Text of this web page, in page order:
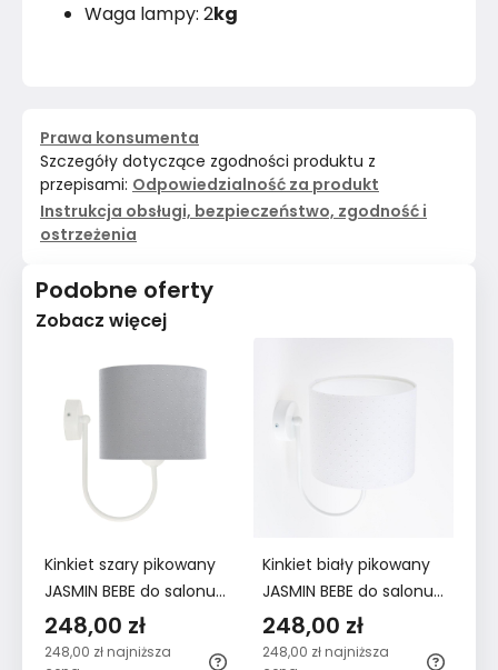
Waga lampy: 2kg
Prawa konsumenta
Szczegóły dotyczące zgodności produktu z
przepisami: Odpowiedzialność za produkt
Instrukcja obsługi, bezpieczeństwo, zgodność i
ostrzeżenia
Podobne oferty
Zobacz więcej
Kinkiet szary pikowany
JASMIN BEBE do salonu
sypialni pokoju dziecka
248,00 zł
248,00 zł najniższa
Kinkiet biały pikowany
JASMIN BEBE do salonu
sypialni pokoju dziecka
248,00 zł
248,00 zł najniższa